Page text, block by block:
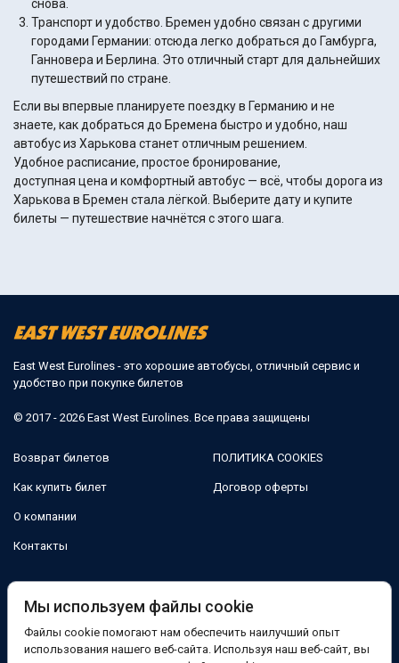
снова.
Транспорт и удобство. Бремен удобно связан с другими
городами Германии: отсюда легко добраться до Гамбурга,
Ганновера и Берлина. Это отличный старт для дальнейших
путешествий по стране.
Если вы впервые планируете поездку в Германию и не
знаете, как добраться до Бремена быстро и удобно, наш
автобус из Харькова станет отличным решением.
Удобное расписание, простое бронирование,
доступная цена и комфортный автобус — всё, чтобы дорога из
Харькова в Бремен стала лёгкой. Выберите дату и купите
билеты — путешествие начнётся с этого шага.
East West Eurolines - это хорошие автобусы, отличный сервис и
удобство при покупке билетов
© 2017 - 2026 East West Eurolines. Все права защищены
Возврат билетов
Как купить билет
О компании
Контакты
ПОЛИТИКА COOKIES
Договор оферты
Facebook
Мы используем файлы cookie
Файлы cookie помогают нам обеспечить наилучший опыт
использования нашего веб-сайта. Используя наш веб-сайт, вы